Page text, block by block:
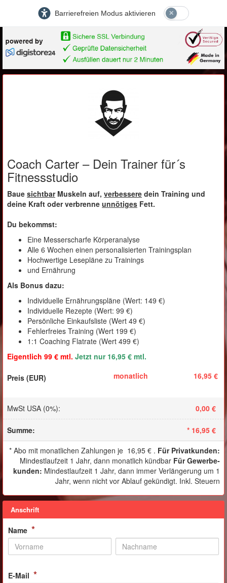
Barrierefreien Modus aktivieren
Coach Carter – Dein Trainer für´s
Fitnessstudio
Baue sichtbarMuskeln auf, verbessere dein Training und
deine Kraft oder verbrenne unnötiges Fett.
Du bekommst:
Eine Messerscharfe Körperanalyse
Alle 6 Wochen einen personalisierten Trainingsplan
Hochwertige Lesepläne zu Trainings
und Ernährung
Als Bonus dazu:
Individuelle Ernährungspläne (Wert: 149 €)
Individuelle Rezepte (Wert: 99 €)
Persönliche Einkaufsliste (Wert 49 €)
Fehlerfreies Training (Wert 199 €)
1:1 Coaching Flatrate (Wert 499 €)
Eigentlich 99 € mtl. Jetzt nur 16,95 € mtl.
16,95 €
monatlich
MwSt USA (0%): 0,00 €
Summe: 16,95 €
*
* Abo mit monatlichen Zahlungen je 16,95 € . Für Privatkunden:
Mindestlaufzeit 1 Jahr, dann monatlich kündbar Für Gewerbe­
kunden: Mindestlaufzeit 1 Jahr, dann immer Verlängerung um 1
Jahr, wenn nicht vor Ablauf gekündigt. Inkl. Steuern
Anschrift
Name *
E-Mail *